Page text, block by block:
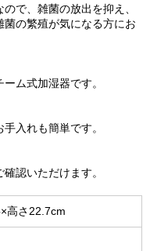
で、雑菌の放出を抑え、
の繁殖が気になる方にお
ム式加湿器です。
入れも簡単です。
認いただけます。
高さ22.7cm